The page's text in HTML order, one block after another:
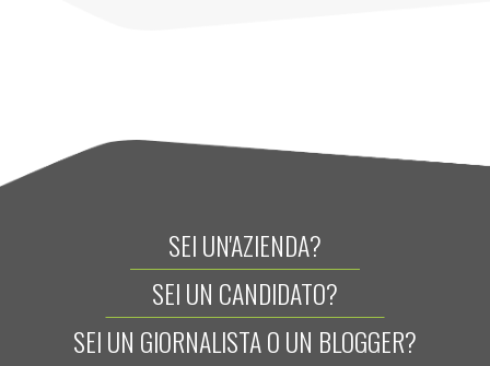
SEI UN'AZIENDA?
SEI UN CANDIDATO?
SEI UN GIORNALISTA O UN BLOGGER?